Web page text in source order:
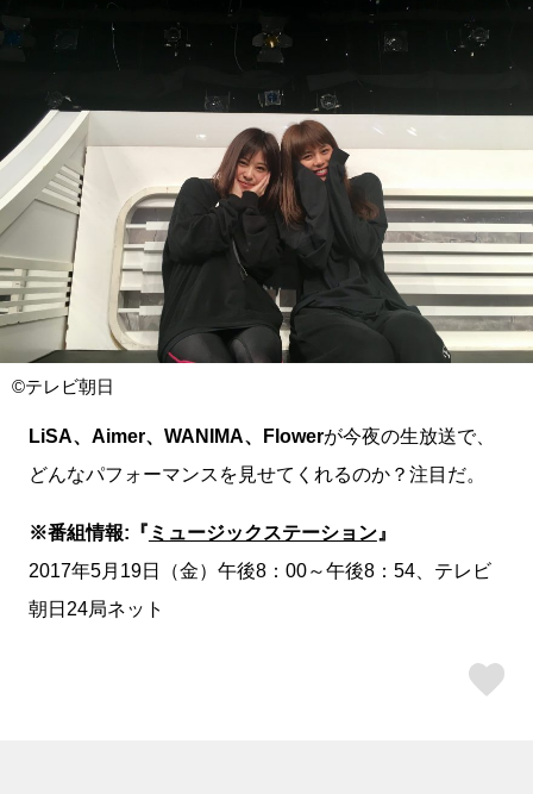
©テレビ朝日
LiSA、Aimer、WANIMA、Flowerが今夜の生放送で、
どんなパフォーマンスを見せてくれるのか？注目だ。
※番組情報:『 ミュージックステーション』
2017年5月19日（金）午後8：00～午後8：54、テレビ
朝日24局ネット